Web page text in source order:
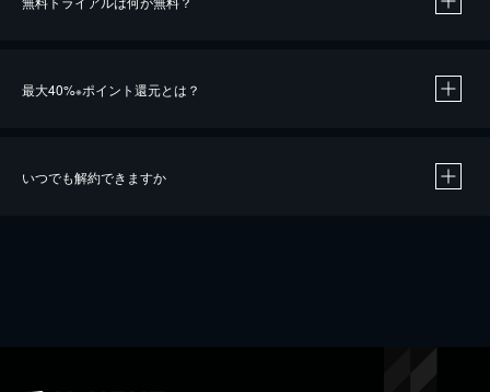
最大40%※ポイント還元とは？
いつでも解約できますか